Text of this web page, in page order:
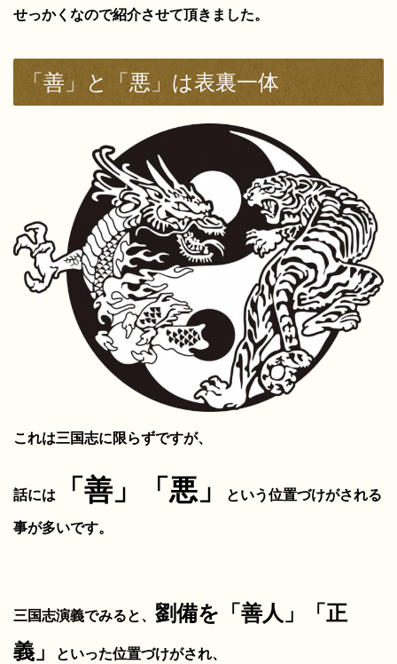
せっかくなので紹介させて頂きました。
「善」と「悪」は表裏一体
これは三国志に限らずですが、
話には 「善」「悪」 という位置づけがされる
事が多いです。
三国志演義でみると、 劉備を「善人」「正
義」
といった位置づけがされ、